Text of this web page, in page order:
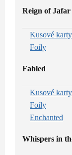
Reign of Jafar
Kusové karty
Foily
Fabled
Kusové karty
Foily
Enchanted
Whispers in